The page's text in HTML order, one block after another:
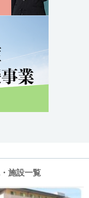
施設一覧